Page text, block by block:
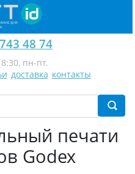
48 74
пн-пт.
доставка контакты
печати
Godex